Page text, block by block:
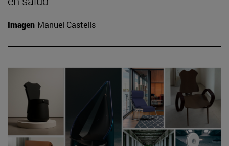
Imagen Manuel Castells